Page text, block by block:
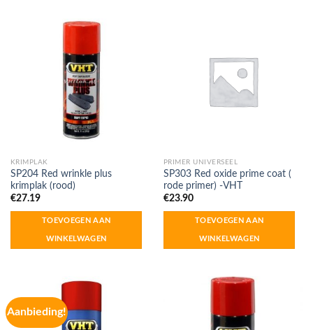
KRIMPLAK
SP204 Red wrinkle plus
krimplak (rood)
€27.19
TOEVOEGEN AAN
WINKELWAGEN
PRIMER UNIVERSEEL
SP303 Red oxide prime coat (
rode primer) -VHT
€23.90
TOEVOEGEN AAN
WINKELWAGEN
Aanbieding!